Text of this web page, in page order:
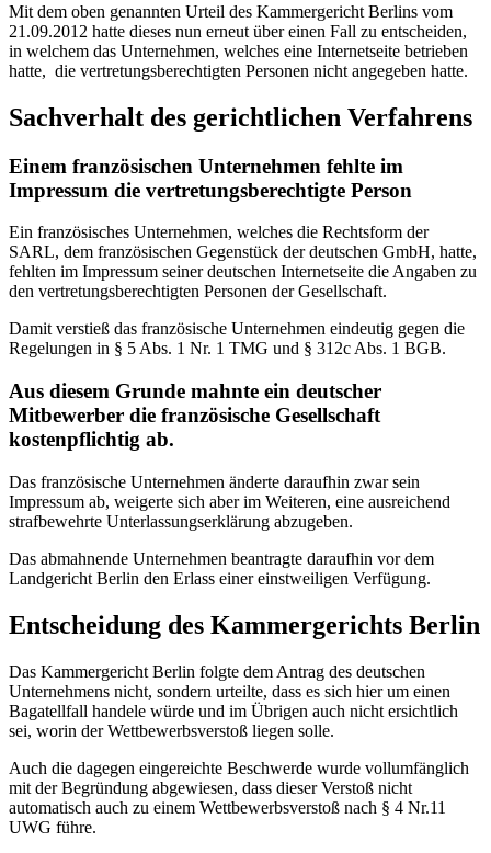
Mit dem oben genannten Urteil des Kammergericht Berlins vom
21.09.2012 hatte dieses nun erneut über einen Fall zu entscheiden,
in welchem das Unternehmen, welches eine Internetseite betrieben
hatte, die vertretungsberechtigten Personen nicht angegeben hatte.
Sachverhalt des gerichtlichen Verfahrens
Einem französischen Unternehmen fehlte im
Impressum die vertretungsberechtigte Person
Ein französisches Unternehmen, welches die Rechtsform der
SARL, dem französischen Gegenstück der deutschen GmbH, hatte,
fehlten im Impressum seiner deutschen Internetseite die Angaben zu
den vertretungsberechtigten Personen der Gesellschaft.
Damit verstieß das französische Unternehmen eindeutig gegen die
Regelungen in § 5 Abs. 1 Nr. 1 TMG und § 312c Abs. 1 BGB.
Aus diesem Grunde mahnte ein deutscher
Mitbewerber die französische Gesellschaft
kostenpflichtig ab.
Das französische Unternehmen änderte daraufhin zwar sein
Impressum ab, weigerte sich aber im Weiteren, eine ausreichend
strafbewehrte Unterlassungserklärung abzugeben.
Das abmahnende Unternehmen beantragte daraufhin vor dem
Landgericht Berlin den Erlass einer einstweiligen Verfügung.
Entscheidung des Kammergerichts Berlin
Das Kammergericht Berlin folgte dem Antrag des deutschen
Unternehmens nicht, sondern urteilte, dass es sich hier um einen
Bagatellfall handele würde und im Übrigen auch nicht ersichtlich
sei, worin der Wettbewerbsverstoß liegen solle.
Auch die dagegen eingereichte Beschwerde wurde vollumfänglich
mit der Begründung abgewiesen, dass dieser Verstoß nicht
automatisch auch zu einem Wettbewerbsverstoß nach § 4 Nr.11
UWG führe.